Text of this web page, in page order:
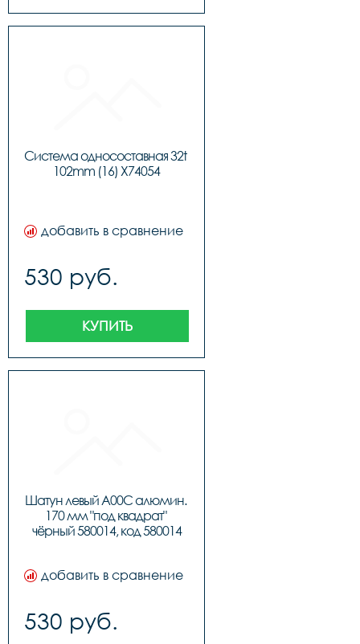
Система односоставная 32t
102mm (16) X74054
добавить в сравнение
530 руб.
КУПИТЬ
Шатун левый A00C алюмин.
170 мм "под квадрат"
чёрный 580014, код 580014
добавить в сравнение
530 руб.